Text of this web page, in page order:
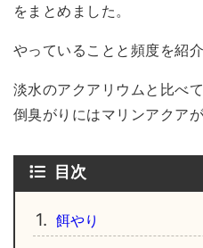
をまとめました。
やっていることと頻度を紹介
淡水のアクアリウムと比べ
倒臭がりにはマリンアクア
目次
1. 餌やり